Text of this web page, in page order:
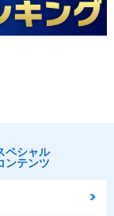
ペシャル
ンテンツ